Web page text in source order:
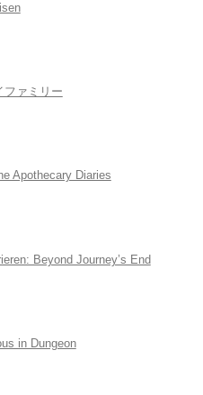
ァミリー
Apothecary Diaries
Beyond Journey’s End
in Dungeon